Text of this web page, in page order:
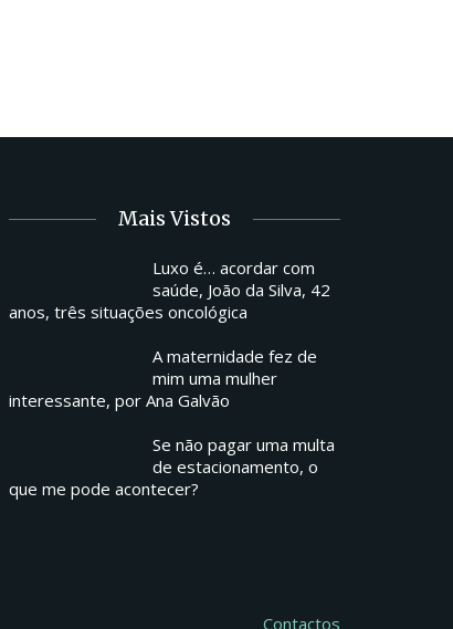
Mais Vistos
Luxo é… acordar com
saúde, João da Silva, 42
anos, três situações oncológica
A maternidade fez de
mim uma mulher
interessante, por Ana Galvão
Se não pagar uma multa
de estacionamento, o
que me pode acontecer?
Contactos